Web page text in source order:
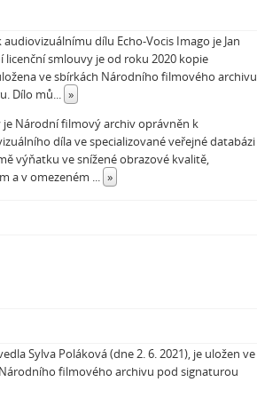
dílu Echo-Vocis Imago je Jan
licenční smlouvy je od roku 2020 kopie
ve sbírkách Národního filmového archivu
Dílo mů... »
je Národní filmový archiv oprávněn k
díla ve specializované veřejné databázi
výňatku ve snížené obrazové kvalitě,
a v omezeném ... »
Sylva Poláková (dne 2. 6. 2021), je uložen ve
filmového archivu pod signaturou